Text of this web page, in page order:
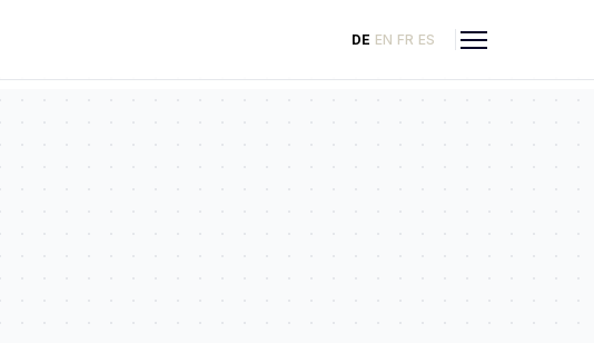
DE EN FR ES